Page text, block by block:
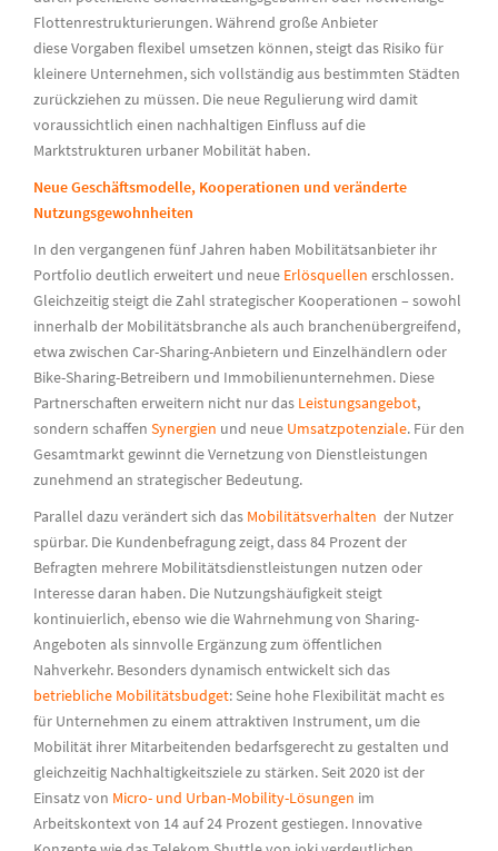
Flottenrestrukturierungen. Während große Anbieter
dieseVorgaben flexibel umsetzen können, steigt das Risiko für
kleinere Unternehmen, sich vollständig aus bestimmten Städten
zurückziehen zu müssen. Die neue Regulierung wird damit
voraussichtlich einen nachhaltigen Einfluss auf die
Marktstrukturen urbaner Mobilität haben.
Neue Geschäftsmodelle, Kooperationen und veränderte
Nutzungsgewohnheiten
In den vergangenen fünf Jahren haben Mobilitätsanbieter ihr
Portfolio deutlich erweitert und neue Erlösquellen erschlossen.
Gleichzeitig steigt die Zahl strategischer Kooperationen – sowohl
innerhalb der Mobilitätsbranche als auch branchenübergreifend,
etwa zwischen Car-Sharing-Anbietern und Einzelhändlern oder
Bike-Sharing-Betreibern und Immobilienunternehmen. Diese
Partnerschaften erweitern nicht nur das Leistungsangebot,
sondern schaffen Synergien und neue Umsatzpotenziale. Für den
Gesamtmarkt gewinnt die Vernetzung von Dienstleistungen
zunehmend an strategischer Bedeutung.
Parallel dazu verändert sich das Mobilitätsverhalten der Nutzer
spürbar. Die Kundenbefragung zeigt, dass 84 Prozent der
Befragten mehrere Mobilitätsdienstleistungen nutzen oder
Interesse daran haben. Die Nutzungshäufigkeit steigt
kontinuierlich, ebenso wie die Wahrnehmung von Sharing-
Angeboten als sinnvolle Ergänzung zum öffentlichen
Nahverkehr. Besonders dynamisch entwickelt sich das
betriebliche Mobilitätsbudget: Seine hohe Flexibilität macht es
für Unternehmen zu einem attraktiven Instrument, um die
Mobilität ihrer Mitarbeitenden bedarfsgerecht zu gestalten und
gleichzeitig Nachhaltigkeitsziele zu stärken. Seit 2020 ist der
Einsatz von Micro- und Urban-Mobility-Lösungen im
Arbeitskontext von 14 auf 24 Prozent gestiegen. Innovative